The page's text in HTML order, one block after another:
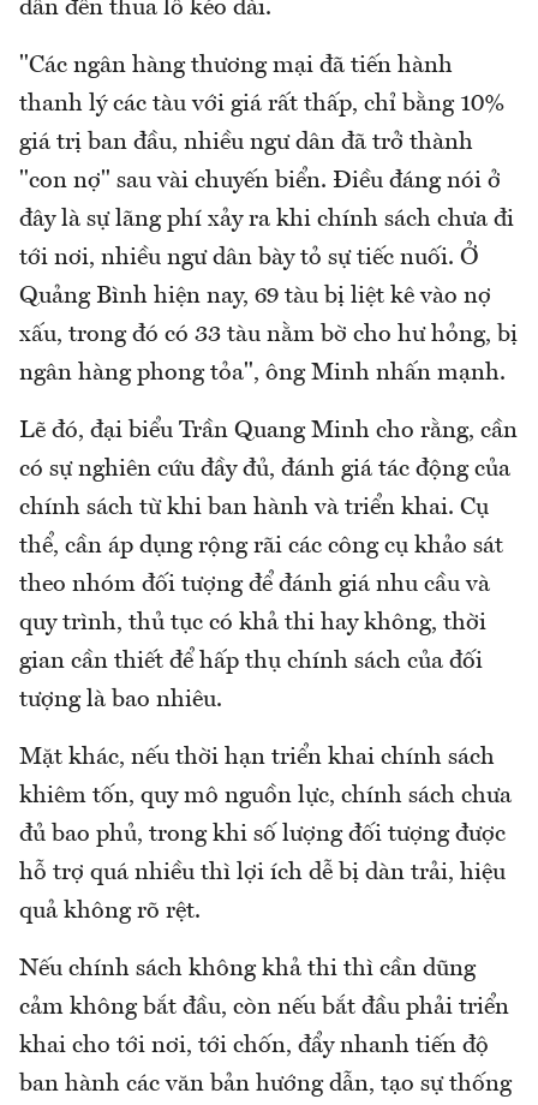
dẫn đến thua lỗ kéo dài.
"Các ngân hàng thương mại đã tiến hành
thanh lý các tàu với giá rất thấp, chỉ bằng 10%
giá trị ban đầu, nhiều ngư dân đã trở thành
"con nợ" sau vài chuyến biển. Điều đáng nói ở
đây là sự lãng phí xảy ra khi chính sách chưa đi
tới nơi, nhiều ngư dân bày tỏ sự tiếc nuối. Ở
Quảng Bình hiện nay, 69 tàu bị liệt kê vào nợ
xấu, trong đó có 33 tàu nằm bờ cho hư hỏng, bị
ngân hàng phong tỏa", ông Minh nhấn mạnh.
Lẽ đó, đại biểu Trần Quang Minh cho rằng, cần
có sự nghiên cứu đầy đủ, đánh giá tác động của
chính sách từ khi ban hành và triển khai. Cụ
thể, cần áp dụng rộng rãi các công cụ khảo sát
theo nhóm đối tượng để đánh giá nhu cầu và
quy trình, thủ tục có khả thi hay không, thời
gian cần thiết để hấp thụ chính sách của đối
tượng là bao nhiêu.
Mặt khác, nếu thời hạn triển khai chính sách
khiêm tốn, quy mô nguồn lực, chính sách chưa
đủ bao phủ, trong khi số lượng đối tượng được
hỗ trợ quá nhiều thì lợi ích dễ bị dàn trải, hiệu
quả không rõ rệt.
Nếu chính sách không khả thi thì cần dũng
cảm không bắt đầu, còn nếu bắt đầu phải triển
khai cho tới nơi, tới chốn, đẩy nhanh tiến độ
ban hành các văn bản hướng dẫn, tạo sự thống